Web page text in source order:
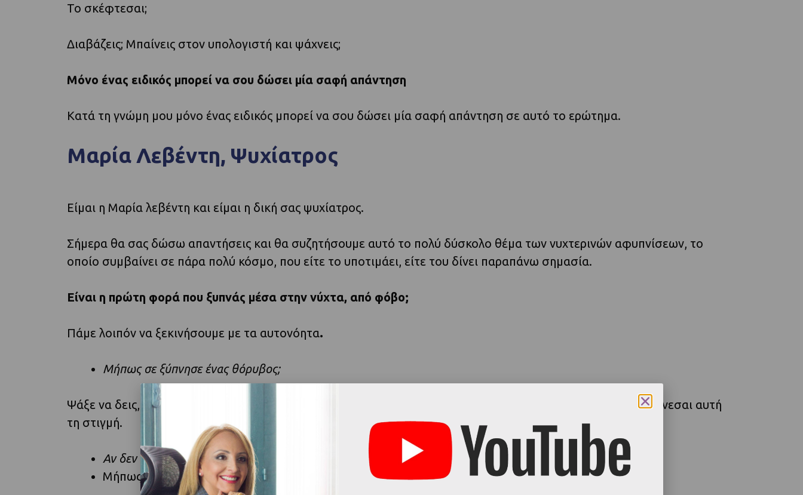
Το σκέφτεσαι;
Διαβάζεις; Μπαίνεις στον υπολογιστή και ψάχνεις;
Μόνο ένας ειδικός μπορεί να σου δώσει μία σαφή απάντηση
Κατά τη γνώμη μου μόνο ένας ειδικός μπορεί να σου δώσει μία σαφή απάντηση σε αυτό το ερώτημα.
Μαρία Λεβέντη, Ψυχίατρος
Είμαι η Μαρία λεβέντη και είμαι η δική σας ψυχίατρος.
Σήμερα θα σας δώσω απαντήσεις και θα συζητήσουμε αυτό το πολύ δύσκολο θέμα των νυχτερινών αφυπνίσεων, το
οποίο συμβαίνει σε πάρα πολύ κόσμο, που είτε το υποτιμάει, είτε του δίνει παραπάνω σημασία.
Είναι η πρώτη φορά που ξυπνάς μέσα στην νύχτα, από φόβο;
Πάμε λοιπόν να ξεκινήσουμε με τα αυτονόητα.
Μήπως σε ξύπνησε ένας θόρυβος;
Ψάξε να δεις, μήπως έχει συμβεί κάτι στο σπίτι και ξύπνησες από κάποιο θόρυβο, τον οποίο δεν αντιλαμβάνεσαι αυτή
τη στιγμή.
Αν δεν είναι θόρυβος, μήπως είναι κάποιος πόνος;
Μήπως κάπου πονάς και σε ξύπνησε ο πόνος;